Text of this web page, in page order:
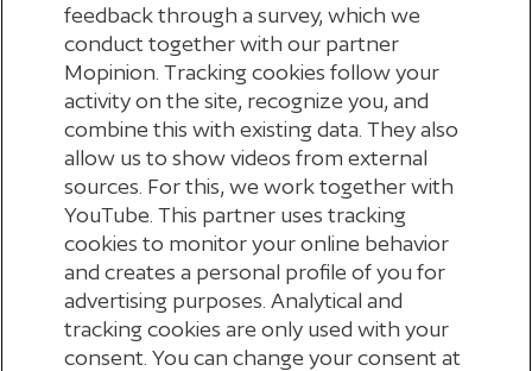
makkelijk antwoord.
Klik rechtsonder op het blauwe rondje ‘Wilt u
chatten?’ en vul je naam en je vraag in. Je wordt dan
verbonden met een medewerker.
Zie je geen blauw rondje? Dan is er geen
medewerker beschikbaar. Probeer het later nog
eens.
hierom een formulier of document digitaal te
sturen.
Klacht melden
Je kunt via het klachtenformulier
je klacht melden.
Bekijkhierde klachtenprocedure.
Postadres
Administratie
Stichting Pensioenfonds voor Personeelsdiensten
(StiPP)
Postbus 299
3700 AG Zeist
Klantenservice
De Klantenservice is telefonisch bereikbaar via 030
277 56 90 op werkdagen tussen 8:30 en 17:00 uur.
Ask your question in English
You can use theEnglish contact formto ask your
question in English. E-mails in English, Polish and
feedback through a survey, which we
conduct together with our partner
Mopinion. Tracking cookies follow your
activity on the site, recognize you, and
combine this with existing data. They also
allow us to show videos from external
sources. For this, we work together with
YouTube. This partner uses tracking
cookies to monitor your online behavior
and creates a personal profile of you for
advertising purposes. Analytical and
tracking cookies are only used with your
consent. You can change your consent at